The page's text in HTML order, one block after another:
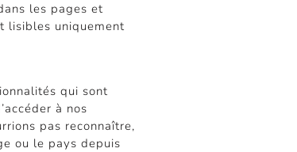
les pages et
lisibles uniquement
qui sont
à nos
pas reconnaître,
ou le pays depuis